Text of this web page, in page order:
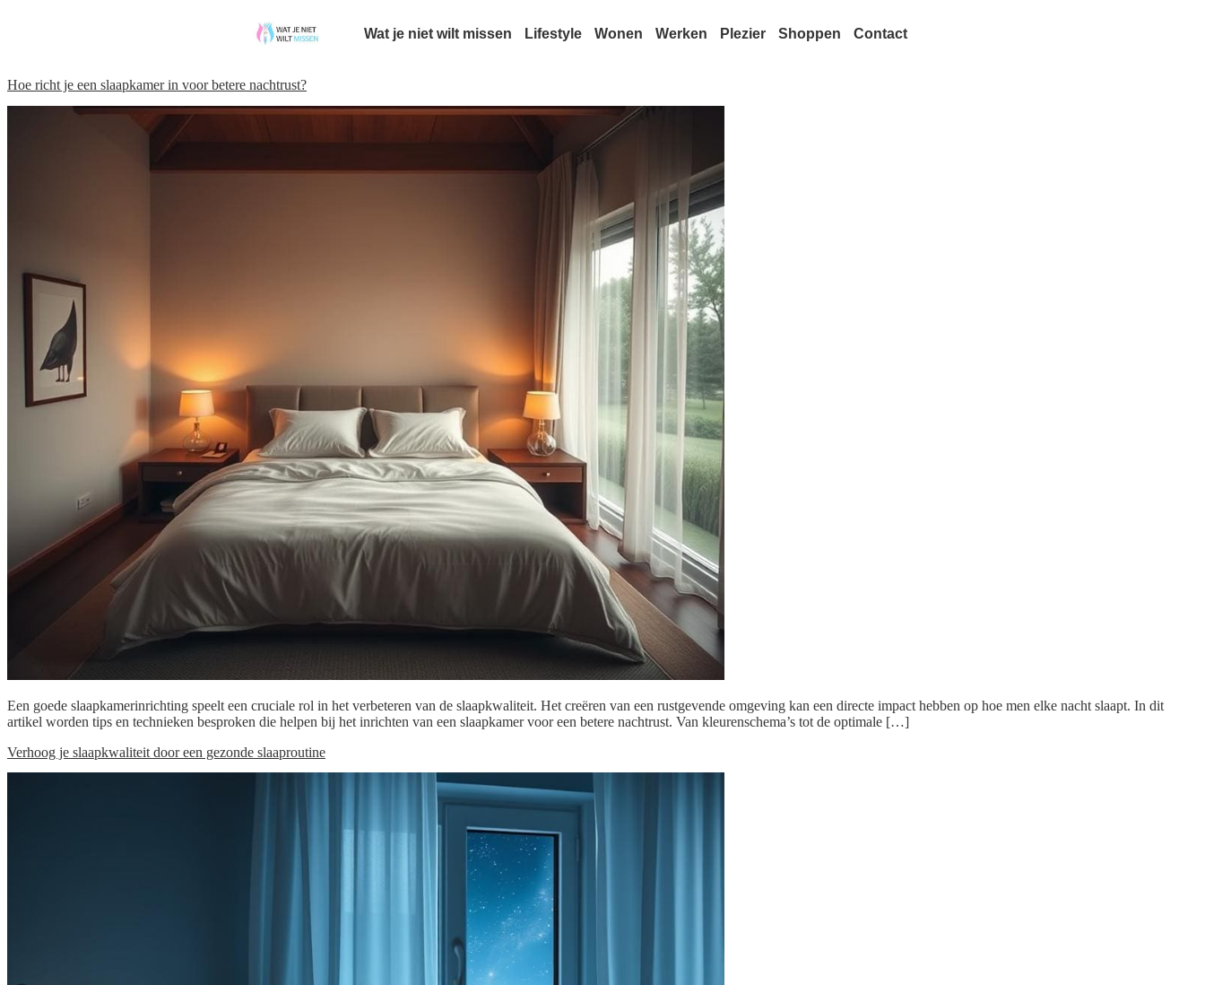
Wat je niet wilt missen Lifestyle Wonen Werken Plezier Shoppen Contact
Hoe richt je een slaapkamer in voor betere nachtrust?
Een goede slaapkamerinrichting speelt een cruciale rol in het verbeteren van de slaapkwaliteit. Het creëren van een rustgevende omgeving kan een directe impact hebben op hoe men elke nacht slaapt. In dit
artikel worden tips en technieken besproken die helpen bij het inrichten van een slaapkamer voor een betere nachtrust. Van kleurenschema’s tot de optimale […]
Verhoog je slaapkwaliteit door een gezonde slaaproutine